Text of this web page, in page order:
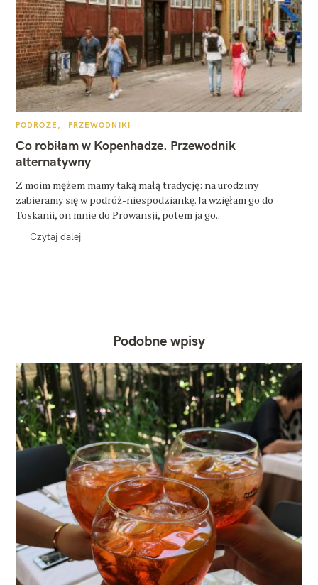
K
T
E
G
O
I
PODRÓŻE PRZEWODNIKI
Co robiłam w Kopenhadze. Przewodnik
alternatywny
Z moim mężem mamy taką małą tradycję: na urodziny
zabieramy się w podróż-niespodziankę. Ja wzięłam go do
Toskanii, on mnie do Prowansji, potem ja go..
Czytaj dalej
Podobne wpisy